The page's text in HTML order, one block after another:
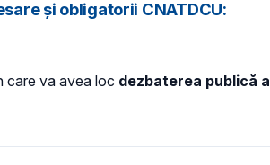
și obligatorii CNATDCU:
care va avea loc dezbaterea publică a